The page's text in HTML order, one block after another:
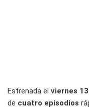
Estrenada el viernes
de cuatro episodios